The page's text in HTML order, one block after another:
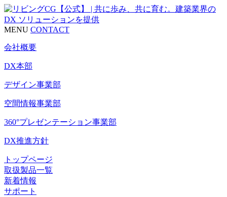
MENU CONTACT
会社概要
DX本部
デザイン事業部
空間情報事業部
360°プレゼンテーション事業部
DX推進方針
トップページ
取扱製品一覧
新着情報
サポート